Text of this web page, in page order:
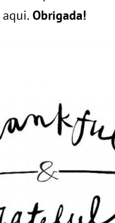
Obrigada!